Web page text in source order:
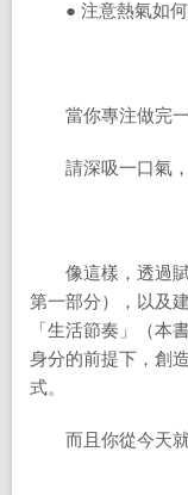
● 注意熱氣如何
當你專注做完一
請深吸一口氣，
像這樣，透過賦
第一部分），以及
「生活節奏」（本
身分的前提下，創
式。
而且你從今天就